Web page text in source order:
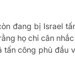
đang bị Israel
họ chỉ cân
công phủ